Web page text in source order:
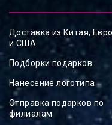
Доставка из Китая,
и США
Подборки подарков
Нанесение логотипа
Отправка подарков по
филиалам